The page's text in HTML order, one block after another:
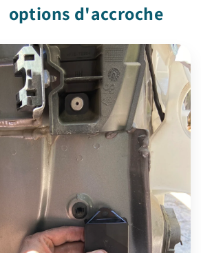
options d'accroche